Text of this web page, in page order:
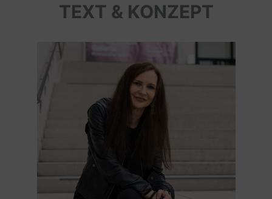
TEXT & KONZEPT